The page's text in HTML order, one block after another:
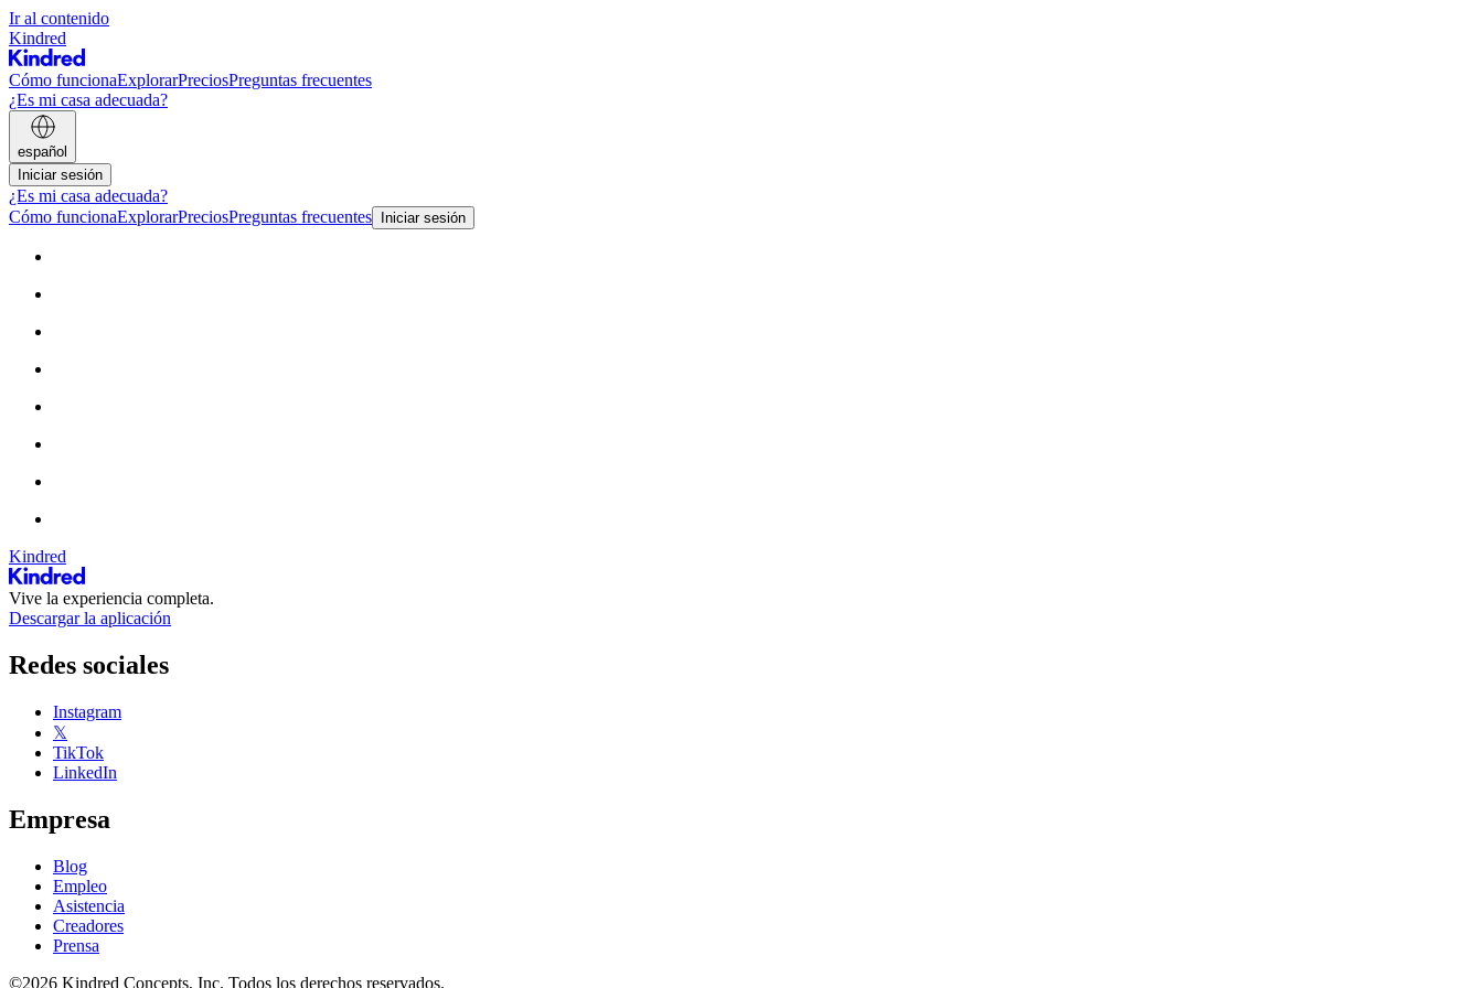
Ir al contenido
Kindred
Cómo funcionaExplorarPreciosPreguntas frecuentes
¿Es mi casa adecuada?
español
Iniciar sesión
¿Es mi casa adecuada?
Cómo funcionaExplorarPreciosPreguntas frecuentes Iniciar sesión
Kindred
Vive la experiencia completa.
Descargar la aplicación
Redes sociales
Instagram
𝕏
TikTok
LinkedIn
Empresa
Blog
Empleo
Asistencia
Creadores
Prensa
©2026 Kindred Concepts, Inc. Todos los derechos reservados.